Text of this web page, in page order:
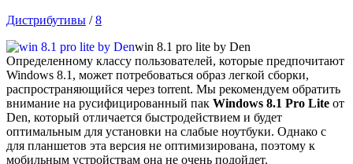
Дистрибутивы /8
win 8.1 pro lite by Den
Определенному классу пользователей, которые предпочитают
Windows 8.1, может потребоваться образ легкой сборки,
распространяющийся через torrent. Мы рекомендуем обратить
внимание на русифицированный пак Windows 8.1 Pro Lite от
Den, который отличается быстродействием и будет
оптимальным для установки на слабые ноутбуки. Однако с
для планшетов эта версия не оптимизирована, поэтому к
мобильным устройствам она не очень подойдет.